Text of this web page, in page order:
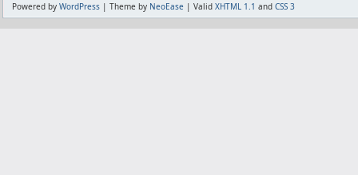
Powered by WordPress | Theme by NeoEase | Valid XHTML 1.1 and CSS 3